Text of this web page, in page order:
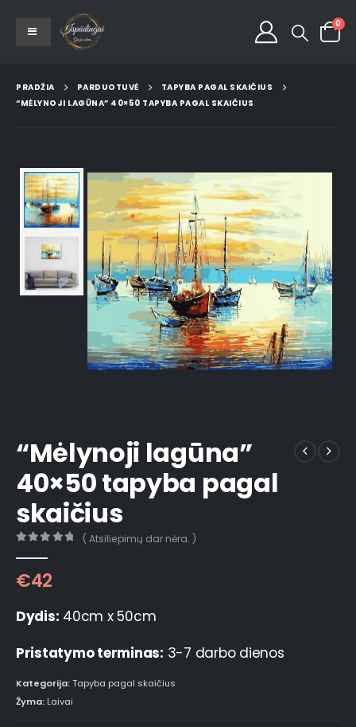
0
PRADŽIA PARDUOTUVĖ
TAPYBA PAGAL SKAIČIUS
“MĖLYNOJI LAGŪNA” 40×50 TAPYBA PAGAL SKAIČIUS
“Mėlynoji lagūna”
40×50 tapyba pagal
skaičius
( Atsiliepimų dar nėra. )
€42
Dydis: 40cm x 50cm
Pristatymo terminas: 3-7 darbo dienos
Kategorija:Tapyba pagal skaičius
Žyma: Laivai